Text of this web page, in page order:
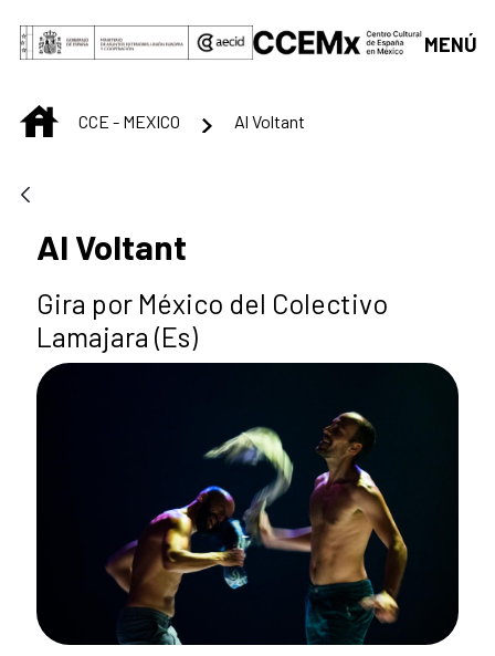
Saltar al contenido principal
MENÚ
INICIOCCE - MEXICO Al Voltant
Al Voltant
Gira por México del Colectivo
Lamajara (Es)